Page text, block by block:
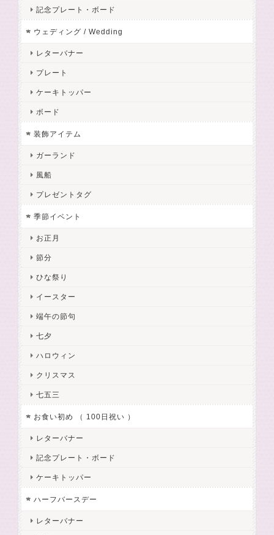
記念プレート・ボード
ウェディング / Wedding
レターバナー
プレート
ケーキトッパー
ボード
装飾アイテム
ガーランド
風船
プレゼントタグ
季節イベント
お正月
節分
ひな祭り
イースター
端午の節句
七夕
ハロウィン
クリスマス
七五三
お食い初め （ 100日祝い ）
レターバナー
記念プレート・ボード
ケーキトッパー
ハーフバースデー
レターバナー